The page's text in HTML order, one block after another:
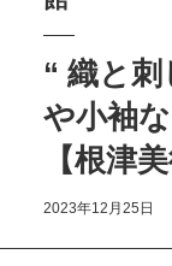
“ 織と
や小袖
【根津
2023年12月25日